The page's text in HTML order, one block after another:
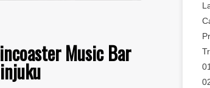
Music Bar